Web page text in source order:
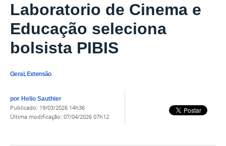
Laboratorio de Cinema e
Educação seleciona
bolsista PIBIS
Geral, Extensão
por Helio Sauthier
publicado: 19/03/2026 14h36
última modificação: 07/04/2026 07h12